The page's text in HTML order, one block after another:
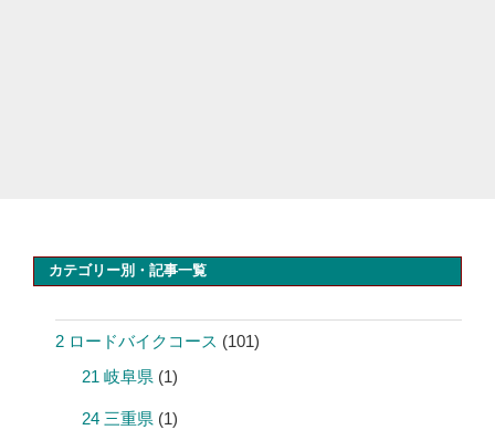
カテゴリー別・記事一覧
2 ロードバイクコース (101)
21 岐阜県 (1)
24 三重県 (1)